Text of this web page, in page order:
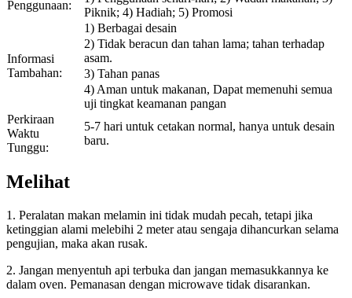
Penggunaan:
Piknik; 4) Hadiah; 5) Promosi
Informasi
Tambahan:
1) Berbagai desain
2) Tidak beracun dan tahan lama; tahan terhadap
asam.
3) Tahan panas
4) Aman untuk makanan, Dapat memenuhi semua
uji tingkat keamanan pangan
Perkiraan
Waktu
Tunggu:
5-7 hari untuk cetakan normal, hanya untuk desain
baru.
Melihat
1. Peralatan makan melamin ini tidak mudah pecah, tetapi jika
ketinggian alami melebihi 2 meter atau sengaja dihancurkan selama
pengujian, maka akan rusak.
2. Jangan menyentuh api terbuka dan jangan memasukkannya ke
dalam oven. Pemanasan dengan microwave tidak disarankan.